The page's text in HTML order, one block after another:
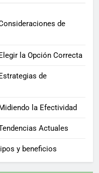
de
la Opción Correcta
de
la Efectividad
Actuales
y beneficios